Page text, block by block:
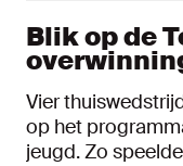
Blik op de
Vier
op het
jeugd. Zo